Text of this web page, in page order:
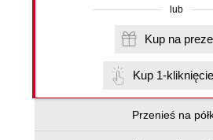
lub
Kup na
Kup 1-
Przenieś na